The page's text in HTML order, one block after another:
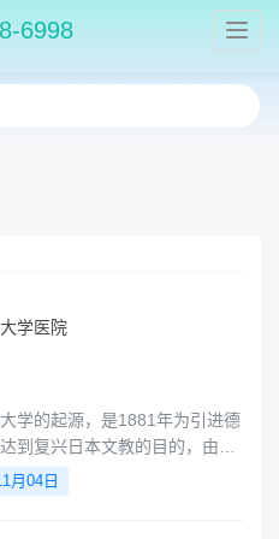
6998
学医院
学的起源，是1881年为引进德
到复兴日本文教的目的，由西
、加藤弘之等人建立了独逸学
月04日